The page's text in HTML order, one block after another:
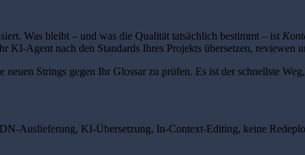
Was bleibt – und was die Qualität tatsächlich bestimmt – ist
Agent nach den Standards Ihres Projekts übersetzen, reviewen
Strings gegen Ihr Glossar zu prüfen. Es ist der schnellste
Auslieferung, KI-Übersetzung, In-Context-Editing, keine